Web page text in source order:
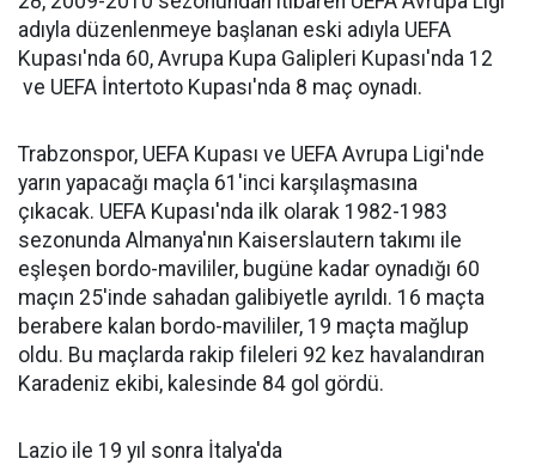
adıyla düzenlenmeye başlanan eski adıyla UEFA
Kupası'nda 60, Avrupa Kupa Galipleri Kupası'nda 12
ve UEFA İntertoto Kupası'nda 8 maç oynadı.
Trabzonspor, UEFA Kupası ve UEFA Avrupa Ligi'nde
yarın yapacağı maçla 61'inci karşılaşmasına
çıkacak. UEFA Kupası'nda ilk olarak 1982-1983
sezonunda Almanya'nın Kaiserslautern takımı ile
eşleşen bordo-mavililer, bugüne kadar oynadığı 60
maçın 25'inde sahadan galibiyetle ayrıldı. 16 maçta
berabere kalan bordo-mavililer, 19 maçta mağlup
oldu. Bu maçlarda rakip fileleri 92 kez havalandıran
Karadeniz ekibi, kalesinde 84 gol gördü.
Lazio ile 19 yıl sonra İtalya'da